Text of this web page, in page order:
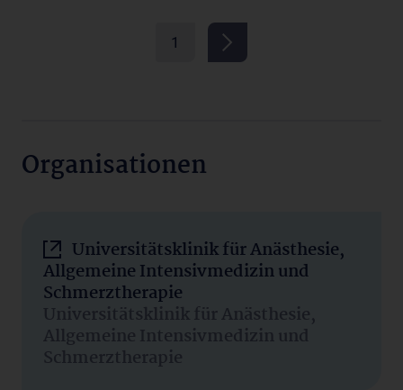
1
Organisationen
Universitätsklinik für Anästhesie,
Allgemeine Intensivmedizin und
Schmerztherapie
Universitätsklinik für Anästhesie,
Allgemeine Intensivmedizin und
Schmerztherapie